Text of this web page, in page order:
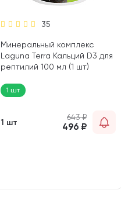
35
Минеральный комплекс
Laguna Terra Кальций D3 для
рептилий 100 мл (1 шт)
1 шт
1 шт
643₽
496 ₽